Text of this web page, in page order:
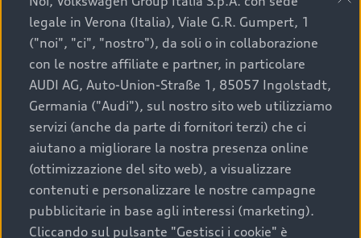
A breve verrai ricontattato dal Customer Care
Audi Center o direttamente dal Concessionario
che ti supporterà per finalizzare la tua richiesta.
La qualità di acquistare
un’auto usata Audi
Scegliere un’auto usata è una decisione che coniuga
legale in Verona (Italia), Viale G.R. Gumpert, 1
("noi", "ci", "nostro"), da soli o in collaborazione
con le nostre affiliate e partner, in particolare
AUDI AG, Auto-Union-Straße 1, 85057 Ingolstadt,
Germania ("Audi"), sul nostro sito web utilizziamo
servizi (anche da parte di fornitori terzi) che ci
aiutano a migliorare la nostra presenza online
(ottimizzazione del sito web), a visualizzare
contenuti e personalizzare le nostre campagne
pubblicitarie in base agli interessi (marketing).
Cliccando sul pulsante "Gestisci i cookie" è